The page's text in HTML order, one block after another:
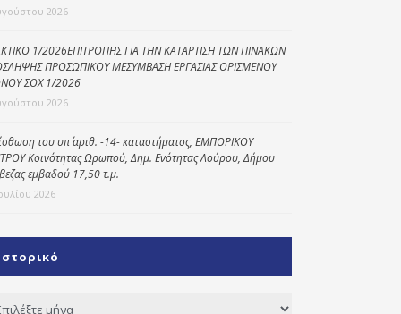
2026
1/2026ΕΠΙΤΡΟΠΗΣ ΓΙΑ ΤΗΝ ΚΑΤΑΡΤΙΣΗ ΤΩΝ ΠΙΝΑΚΩΝ
ΠΡΟΣΩΠΙΚΟΥ ΜΕΣΥΜΒΑΣΗ ΕΡΓΑΣΙΑΣ ΟΡΙΣΜΕΝΟΥ
ΣΟΧ 1/2026
2026
του υπ΄ αριθ. -14- καταστήματος, ΕΜΠΟΡΙΚΟΥ
Κοινότητας Ωρωπού, Δημ. Ενότητας Λούρου, Δήμου
εμβαδού 17,50 τ.μ.
2026